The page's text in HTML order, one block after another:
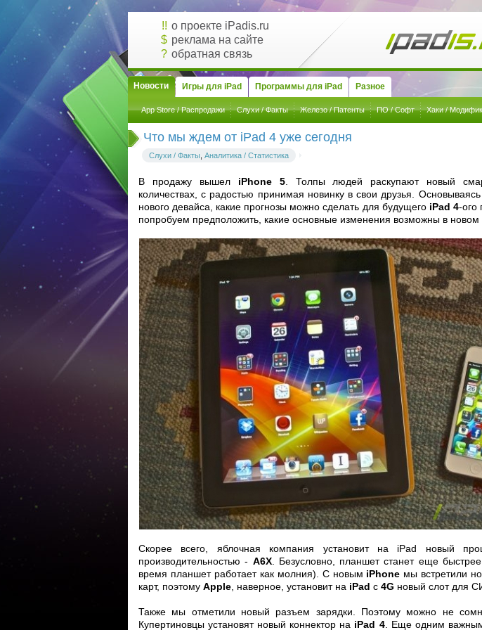
!! о проекте iPadis.ru
$ реклама на сайте
? обратная связь
Новости Игры для iPad Программы для iPad Разное
App Store / Распродажи Слухи / Факты Железо / Патенты ПО / Софт Хаки /
Что мы ждем от iPad 4 уже сегодня
Слухи / Факты Аналитика / Статистика
В продажу вышел iPhone 5. Толпы людей раскупают новый
количествах, с радостью принимая новинку в свои друзья. Основываясь
нового девайса, какие прогнозы можно сделать для будущего iPad 4-ого
попробуем предположить, какие основные изменения возможны в
Скорее всего, яблочная компания установит на iPad новый
производительностью - A6X. Безусловно, планшет станет еще
время планшет работает как молния). С новым iPhone мы встретили
карт, поэтому Apple , наверное, установит на iPad с 4G новый слот для
Также мы отметили новый разъем зарядки. Поэтому можно не
Купертиновцы установят новый коннектор на iPad 4. Еще одним